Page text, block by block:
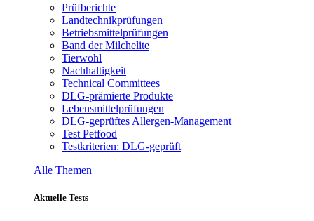
Prüfberichte
Landtechnikprüfungen
Betriebsmittelprüfungen
Band der Milchelite
Tierwohl
Nachhaltigkeit
Technical Committees
DLG-prämierte Produkte
Lebensmittelprüfungen
DLG-geprüftes Allergen-Management
Test Petfood
Testkriterien: DLG-geprüft
Alle Themen
Aktuelle Tests